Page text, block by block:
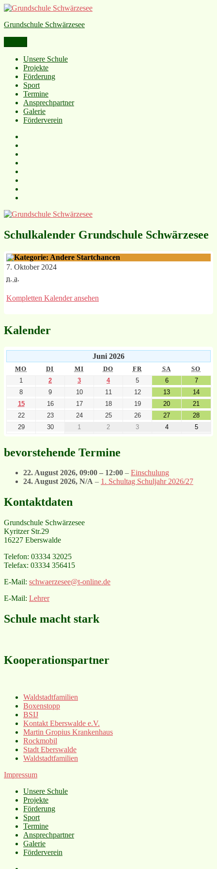
Grundschule Schwärzesee
Unsere Schule
Projekte
Förderung
Sport
Termine
Ansprechpartner
Galerie
Förderverein
Schulkalender Grundschule Schwärzesee
Startchancen
7. Oktober 2024
n. a.
Kompletten Kalender ansehen
Kalender
Juni 2026
MO DI MI DO FR SA SO
1 2 3 4 5 6
7
8
9 10 11 12 13
14
15
16 17 18 19 20
21
22
23 24 25 26 27
28
29
30 1 2 3 4 5
bevorstehende Termine
22. August 2026, 09:00 – 12:00 – Einschulung
24. August 2026, N/A – 1. Schultag Schuljahr 2026/27
Kontaktdaten
Grundschule Schwärzesee
Kyritzer Str.29
16227 Eberswalde
Telefon: 03334 32025
Telefax: 03334 356415
E-Mail: schwaerzesee@t-online.de
E-Mail: Lehrer
Schule macht stark
Kooperationspartner
Waldstadtfamilien
Boxenstopp
BSIJ
Kontakt Eberswalde e.V.
Martin Gropius Krankenhaus
Rockmobil
Stadt Eberswalde
Waldstadtfamilien
Impressum
Unsere Schule
Projekte
Förderung
Sport
Termine
Ansprechpartner
Galerie
Förderverein